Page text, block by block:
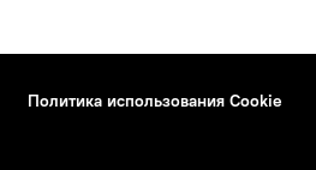
Политика использования Cookie